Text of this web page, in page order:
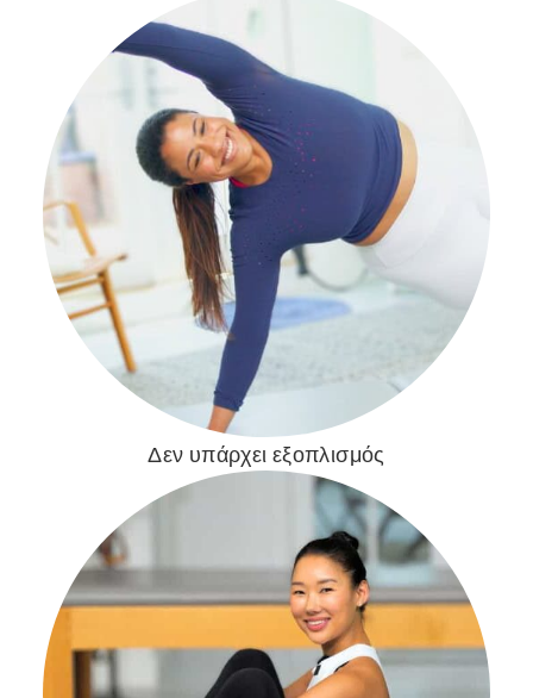
Δεν υπάρχει εξοπλισμός